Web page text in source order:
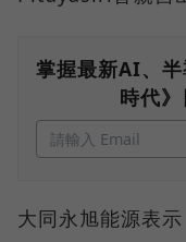
掌握最新AI、
時代
大同永旭能源表